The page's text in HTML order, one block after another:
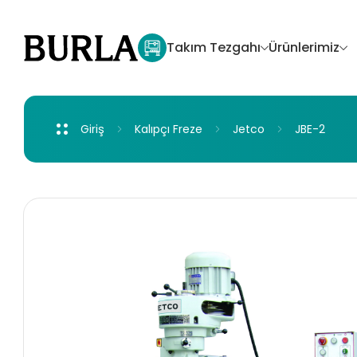
Takım Tezgahı Ürünlerimiz
Giriş Kalıpçı Freze Jetco JBE-2